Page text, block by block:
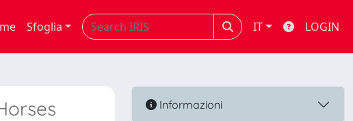
Sfoglia IT LOGIN
Informazioni